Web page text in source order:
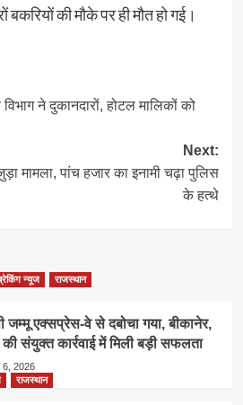
की मौके पर ही मौत हो गई।
विभाग ने दुकानदारों, होटल मालिकों को
Next:
मामला, पांच हजार का इनामी चढ़ा पुलिस
के हत्थे
न्यूज राजस्थान
जम्मू एक्सप्रेस-वे से दबोचा गया, बीकानेर,
संयुक्त कार्रवाई में मिली बड़ी सफलता
6, 2026
राजस्थान